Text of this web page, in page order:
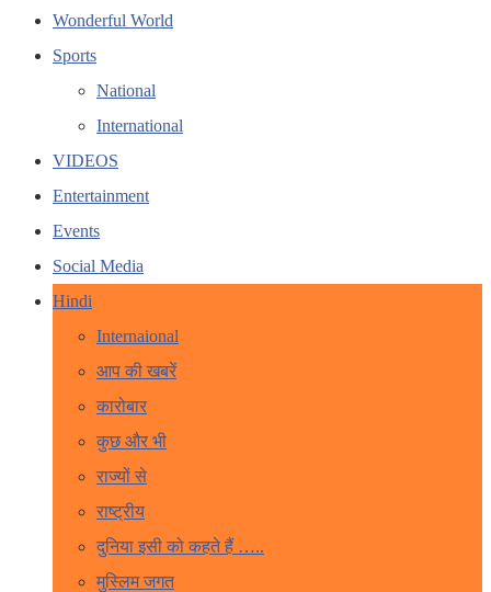
Wonderful World
Sports
National
International
VIDEOS
Entertainment
Events
Social Media
Hindi
Internaional
आप की खबरें
कारोबार
कुछ और भी
राज्यों से
राष्ट्रीय
दुनिया इसी को कहते हैं …..
मुस्लिम जगत